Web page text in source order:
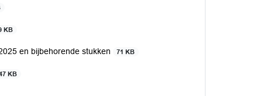
KB
en bijbehorende stukken 71 KB
KB